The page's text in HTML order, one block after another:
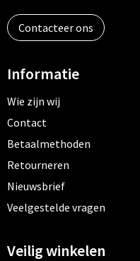
Contacteer ons
Informatie
Wie zijn wij
Contact
Betaalmethoden
Retourneren
Nieuwsbrief
Veelgestelde vragen
Veilig winkelen